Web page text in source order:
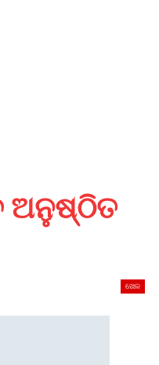
ଅନୁଷ୍ଠିତ
ଖେଳ